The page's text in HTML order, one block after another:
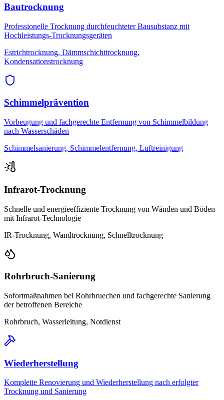
Bautrocknung
Professionelle Trocknung durchfeuchteter Bausubstanz mit
Hochleistungs-Trocknungsgeräten
Estrichtrocknung, Dämmschichttrocknung,
Kondensationstrocknung
Schimmelprävention
Vorbeugung und fachgerechte Entfernung von Schimmelbildung
nach Wasserschäden
Schimmelsanierung, Schimmelentfernung, Luftreinigung
Infrarot-Trocknung
Schnelle und energieeffiziente Trocknung von Wänden und Böden
mit Infrarot-Technologie
IR-Trocknung, Wandtrocknung, Schnelltrocknung
Rohrbruch-Sanierung
Sofortmaßnahmen bei Rohrbruechen und fachgerechte Sanierung
der betroffenen Bereiche
Rohrbruch, Wasserleitung, Notdienst
Wiederherstellung
Komplette Renovierung und Wiederherstellung nach erfolgter
Trocknung und Sanierung